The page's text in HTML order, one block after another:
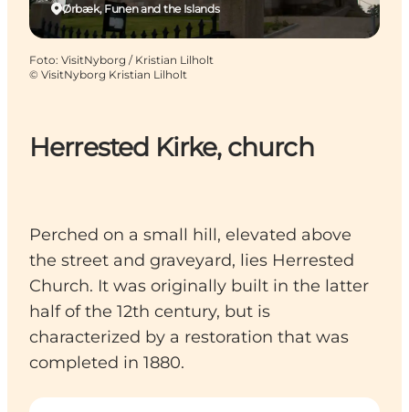
Herrested Kirke, church
Perched on a small hill, elevated above
the street and graveyard, lies Herrested
Church. It was originally built in the latter
half of the 12th century, but is
characterized by a restoration that was
completed in 1880.
Ørbæk, Funen and the Islands
Foto: VisitNyborg / Kristian Lilholt
© VisitNyborg Kristian Lilholt